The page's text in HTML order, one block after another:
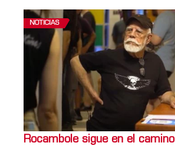
NOTICIAS
Rocambole sigue en el camino